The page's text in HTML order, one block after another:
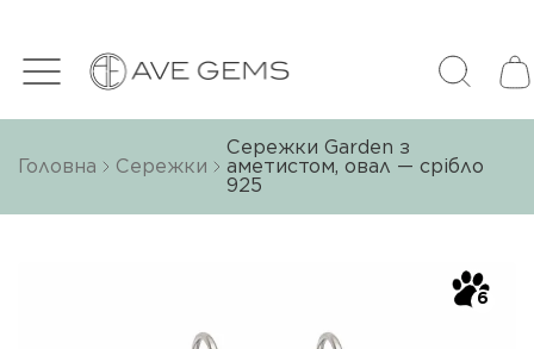
Головна Сережки
Сережки Garden з
аметистом, овал — срібло
925
6